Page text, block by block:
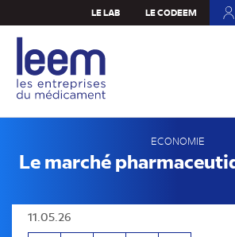
au
contenu
principal
LE LAB LE CODEEM
ECONOMIE
Le marché
11.05.26